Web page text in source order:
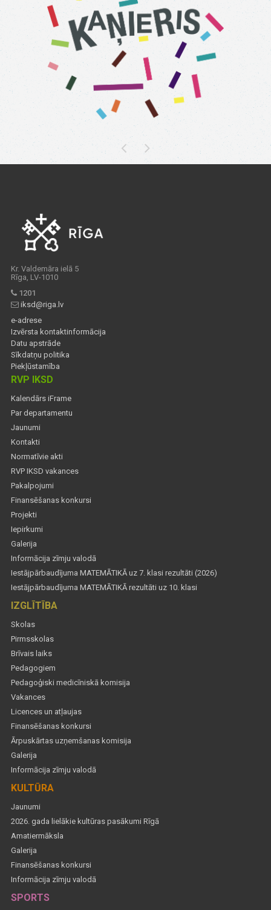
Kr. Valdemāra ielā 5
Rīga, LV-1010
1201
iksd@riga.lv
e-adrese
Izvērsta kontaktinformācija
Datu apstrāde
Sīkdatņu politika
Piekļūstamība
RVP IKSD
Kalendārs iFrame
Par departamentu
Jaunumi
Kontakti
Normatīvie akti
RVP IKSD vakances
Pakalpojumi
Finansēšanas konkursi
Projekti
Iepirkumi
Galerija
Informācija zīmju valodā
Iestājpārbaudījuma MATEMĀTIKĀ uz 7. klasi rezultāti (2026)
Iestājpārbaudījuma MATEMĀTIKĀ rezultāti uz 10. klasi
IZGLĪTĪBA
Skolas
Pirmsskolas
Brīvais laiks
Pedagogiem
Pedagoģiski medicīniskā komisija
Vakances
Licences un atļaujas
Finansēšanas konkursi
Ārpuskārtas uzņemšanas komisija
Galerija
Informācija zīmju valodā
KULTŪRA
Jaunumi
2026. gada lielākie kultūras pasākumi Rīgā
Amatiermāksla
Galerija
Finansēšanas konkursi
Informācija zīmju valodā
SPORTS